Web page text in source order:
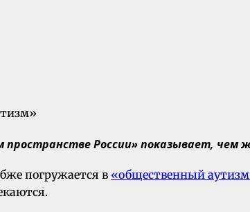
России» показывает, чем
погружается в «общественный